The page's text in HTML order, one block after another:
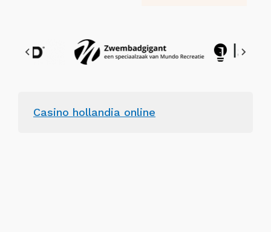
Casino hollandia online